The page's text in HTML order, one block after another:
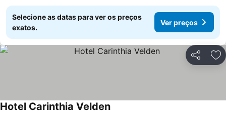
Selecione as datas para ver os preços
exatos.
Ver preços
Partilhar
Hotel Carinthia Velden